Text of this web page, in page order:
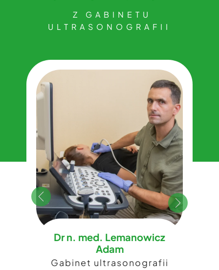
​ Z GABINETU
ULTRASONOGRAFII
Dr n. med. Lemanowicz
Adam
​Gabinet ultrasonografii